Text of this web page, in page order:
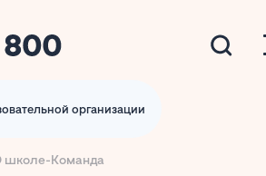
организации
школе-Команда